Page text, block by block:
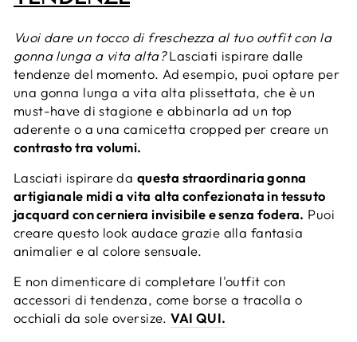
Vuoi dare un tocco di freschezza al tuo outfit con la
gonna lunga a vita alta?Lasciati ispirare dalle
tendenze del momento. Ad esempio, puoi optare per
una gonna lunga a vita alta plissettata, che è un
must-have di stagione e abbinarla ad un top
aderente o a una camicetta cropped per creare un
contrasto tra volumi.
Lasciati ispirare da questa straordinaria gonna
artigianale midi a vita alta confezionata in tessuto
jacquard con cerniera invisibile e senza fodera. Puoi
creare questo look audace grazie alla fantasia
animalier e al colore sensuale.
E non dimenticare di completare l'outfit con
accessori di tendenza, come borse a tracolla o
occhiali da sole oversize.VAI QUI.